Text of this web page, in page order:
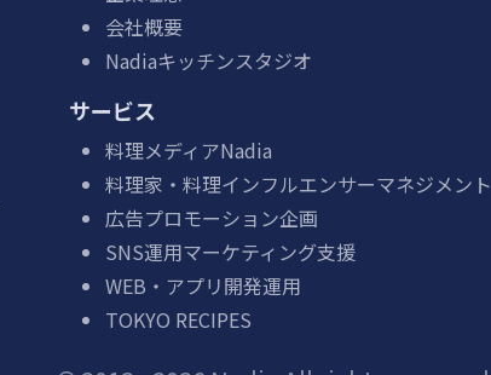
会社概要
Nadiaキッチンスタジオ
サービス
料理メディアNadia
料理家・料理インフルエンサーマネジメント
広告プロモーション企画
SNS運用マーケティング支援
WEB・アプリ開発運用
TOKYO RECIPES